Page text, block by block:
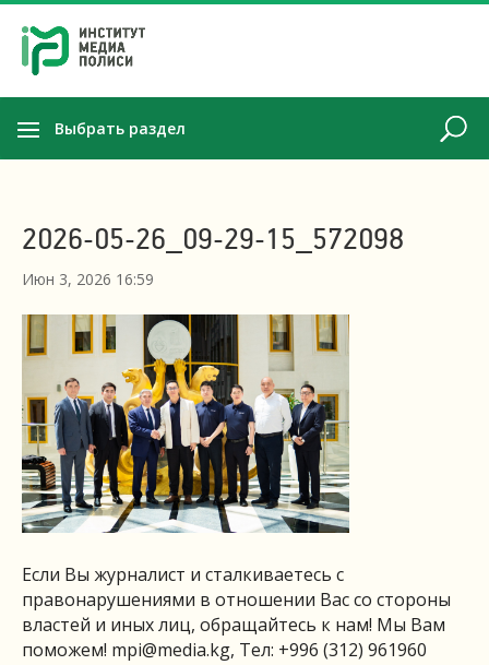
Выбрать раздел
2026-05-26_09-29-15_572098
Июн 3, 2026 16:59
Если Вы журналист и сталкиваетесь с
правонарушениями в отношении Вас со стороны
властей и иных лиц, обращайтесь к нам! Мы Вам
поможем! mpi@media.kg, Тел: +996 (312) 961960